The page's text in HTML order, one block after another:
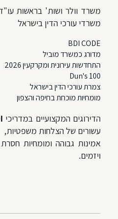
משרד וולר ושות' בראשות
משרדי עורכי הדין בישראל
BDICODE
מדורג כמשרד מוביל
התחדשות עירונית ומקרקעין 2026
Dun's100
צמרת עורכי הדין בישראל
מומחיות מוכחת בחיפה והצפון
הדירוגים המקצועיים במדריכי
עשורים של הצלחות משפטיות,
אמינות גבוהה ומומחיות
ויזמים.